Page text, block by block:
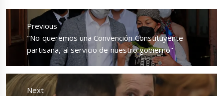
Navegación
entradas
Previous
Previous
post:
"No queremos una Convención Constituyente
partisana, al servicio de nuestro gobierno"
Next